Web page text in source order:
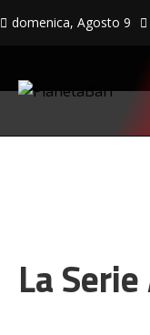
domenica, Agosto 9
La